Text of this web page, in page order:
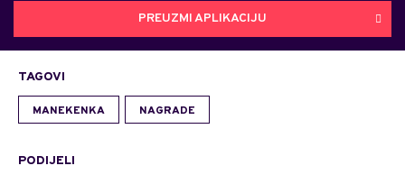
PREUZMI APLIKACIJU
TAGOVI
MANEKENKA NAGRADE
PODIJELI